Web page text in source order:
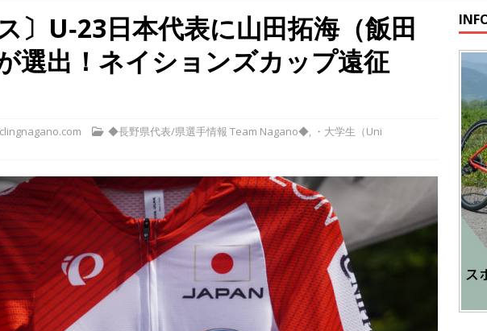
〕U‐23日本代表に山田拓海（飯田
選出！ネイションズカップ遠征
◆長野県代表/県選手情報 Team Nagano◆, ・大学生（Uni